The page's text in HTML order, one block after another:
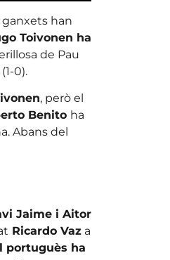
ganxets han
Toivonen ha
de Pau
(1-0).
, però el
Benito ha
Abans del
Jaime i Aitor
Ricardo Vaza
portuguès ha